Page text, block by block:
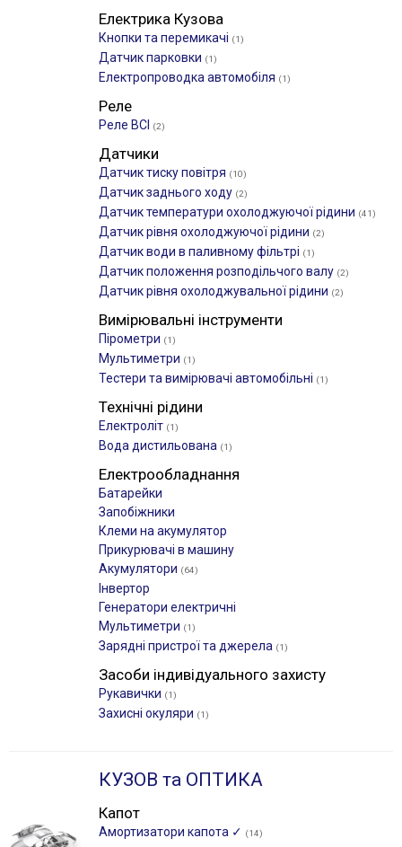
Електрика Кузова
Кнопки та перемикачі (1)
Датчик парковки (1)
Електропроводка автомобіля (1)
Реле
Реле ВСІ (2)
Датчики
Датчик тиску повітря (10)
Датчик заднього ходу (2)
Датчик температури охолоджуючої рідини (41)
Датчик рівня охолоджуючої рідини (2)
Датчик води в паливному фільтрі (1)
Датчик положення розподільчого валу (2)
Датчик рівня охолоджувальної рідини (2)
Вимірювальні інструменти
Пірометри (1)
Мультиметри (1)
Тестери та вимірювачі автомобільні (1)
Технічні рідини
Електроліт (1)
Вода дистильована (1)
Електрообладнання
Батарейки
Запобіжники
Клеми на акумулятор
Прикурювачі в машину
Акумулятори (64)
Інвертор
Генератори електричні
Мультиметри (1)
Зарядні пристрої та джерела (1)
Засоби індивідуального захисту
Рукавички (1)
Захисні окуляри (1)
КУЗОВ та ОПТИКА
Капот
Амортизатори капота ✓ (14)